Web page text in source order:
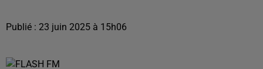
Publié : 23 juin 2025 à 15h06